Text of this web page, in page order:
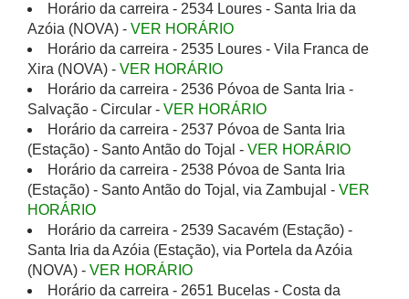
Horário da carreira - 2534 Loures - Santa Iria da
Azóia (NOVA) - VER HORÁRIO
Horário da carreira - 2535 Loures - Vila Franca de
Xira (NOVA) - VER HORÁRIO
Horário da carreira - 2536 Póvoa de Santa Iria -
Salvação - Circular - VER HORÁRIO
Horário da carreira - 2537 Póvoa de Santa Iria
(Estação) - Santo Antão do Tojal - VER HORÁRIO
Horário da carreira - 2538 Póvoa de Santa Iria
(Estação) - Santo Antão do Tojal, via Zambujal - VER
HORÁRIO
Horário da carreira - 2539 Sacavém (Estação) -
Santa Iria da Azóia (Estação), via Portela da Azóia
(NOVA) - VER HORÁRIO
Horário da carreira - 2651 Bucelas - Costa da